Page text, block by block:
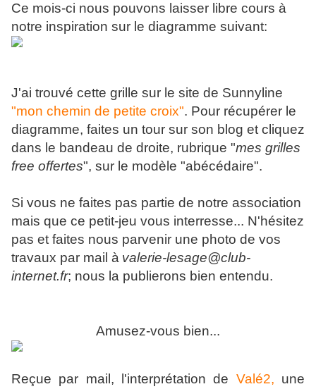
Ce mois-ci nous pouvons laisser libre cours à
notre inspiration sur le diagramme suivant:
J'ai trouvé cette grille sur le site de Sunnyline
"mon chemin de petite croix". Pour récupérer le
diagramme, faites un tour sur son blog et cliquez
dans le bandeau de droite, rubrique "mes grilles
free offertes", sur le modèle "abécédaire".
Si vous ne faites pas partie de notre association
mais que ce petit-jeu vous interresse... N'hésitez
pas et faites nous parvenir une photo de vos
travaux par mail à valerie-lesage@club-
internet.fr; nous la publierons bien entendu.
Amusez-vous bien...
Reçue par mail, l'interprétation de Valé2, une